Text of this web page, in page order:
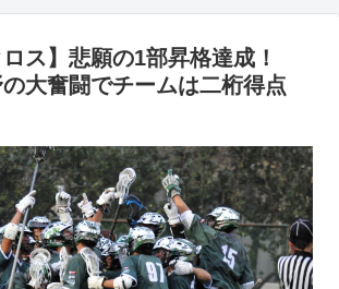
ロス】悲願の1部昇格達成！
大奮闘でチームは二桁得点